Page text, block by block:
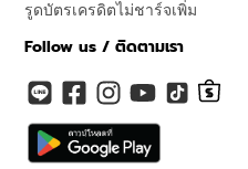
รูดบัตรเครดิตไม่ชาร์จเพิ่ม
Follow us / ติดตามเรา